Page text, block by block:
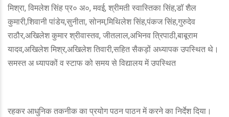
मिश्रा, विमलेश सिंह प्र० अ०, मवई, श्रीमती स्वास्तिका सिंह,डॉ शैल
कुमारी,शिवानी पांडेय,सुनीता, सोनम,मिथिलेश सिंह,पंकज सिंह,गुरुदेव
राठौर,अखिलेश कुमार श्रीवास्तव, जीतलाल,अभिनव त्रिपाठी,बाबूराम
यादव,अखिलेश मिश्र,अखिलेश तिवारी,सहित सैकड़ों अध्यापक उपस्थित थे।
समस्त अ ध्यापकों व स्टाफ को समय से विद्यालय में उपस्थित
रहकर आधुनिक तकनीक का प्रयोग पठन पाठन में करने का निर्देश दिया।